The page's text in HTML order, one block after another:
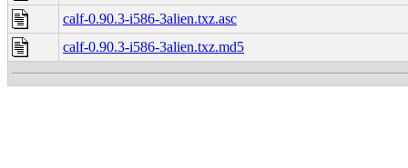
calf-0.90.3-i586-3alien.txz.asc
calf-0.90.3-i586-3alien.txz.md5